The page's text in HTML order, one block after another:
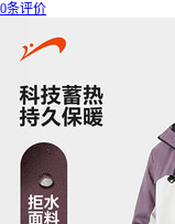
0条评价